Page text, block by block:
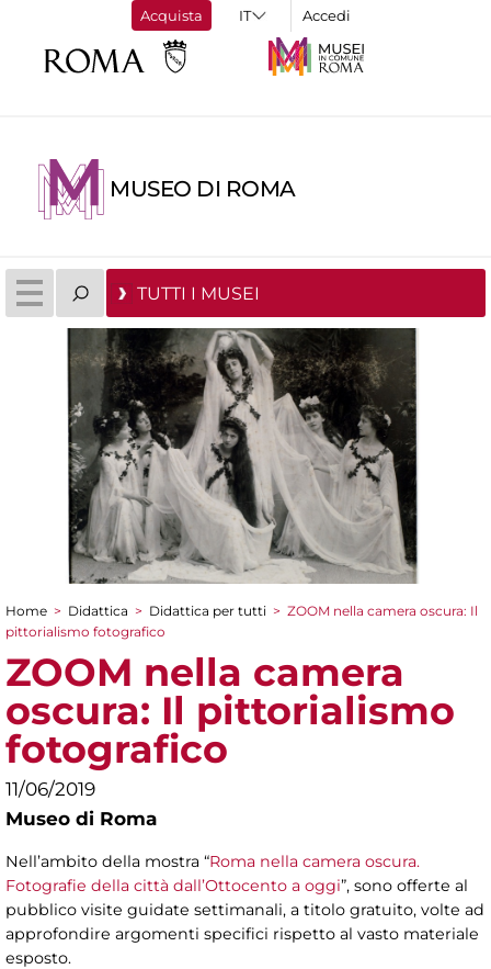
Acquista Accedi
MUSEO DI ROMA
TUTTI I MUSEI
Tu sei qui
Home > Didattica > Didattica per tutti > ZOOM nella camera oscura: Il
pittorialismo fotografico
ZOOM nella camera
oscura: Il pittorialismo
fotografico
11/06/2019
Museo di Roma
Nell’ambito della mostra “Roma nella camera oscura.
Fotografie della città dall’Ottocento a oggi”, sono offerte al
pubblico visite guidate settimanali, a titolo gratuito, volte ad
approfondire argomenti specifici rispetto al vasto materiale
esposto.